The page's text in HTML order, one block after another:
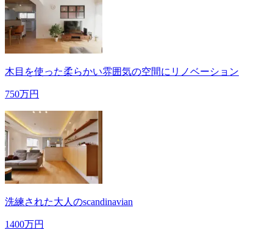
木目を使った柔らかい雰囲気の空間にリノベーション
750万円
洗練された大人のscandinavian
1400万円